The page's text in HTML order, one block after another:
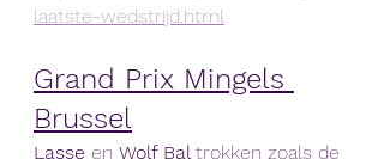
laatste-wedstrijd.html
Grand Prix Mingels
Brussel
Lasse en Wolf Bal trokken zoals de